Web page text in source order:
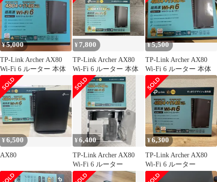
¥5,000
TP-Link Archer AX80
Wi-Fi 6 ルーター 本体
¥ 7,800
TP-Link Archer AX80
Wi-Fi 6 ルーター 本体
¥5,500
TP-Link Archer AX80
Wi-Fi 6 ルーター 本体
¥6,500
AX80
¥6,400
TP-Link Archer AX80
Wi-Fi 6 ルーター
¥6,300
TP-Link Archer AX80
Wi-Fi 6 ルーター